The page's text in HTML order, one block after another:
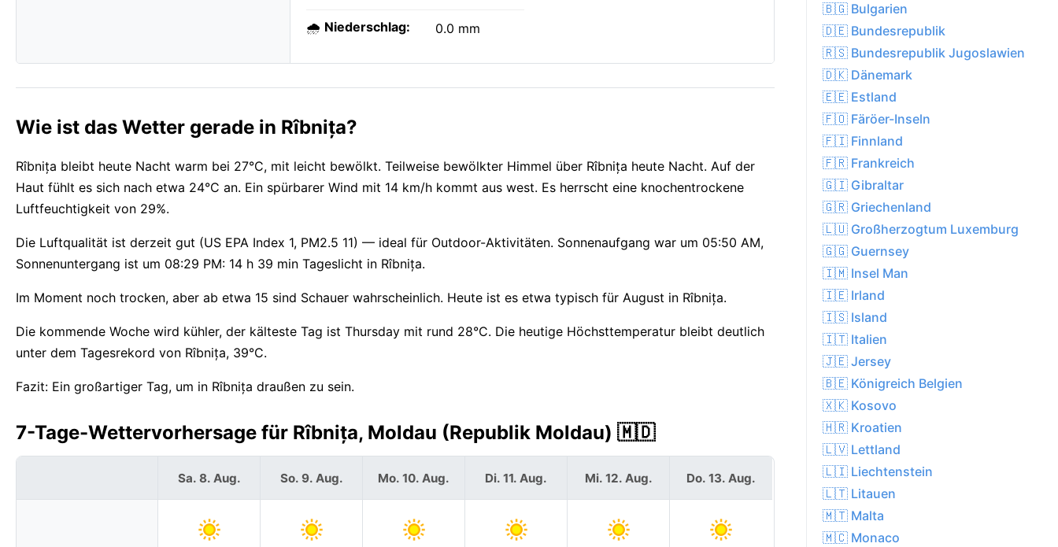
🌧️ Niederschlag: 0.0 mm
Wie ist das Wetter gerade in Rîbnița?
Rîbnița bleibt heute Nacht warm bei 27°C, mit leicht bewölkt. Teilweise bewölkter Himmel über Rîbnița heute Nacht. Auf der
Haut fühlt es sich nach etwa 24°C an. Ein spürbarer Wind mit 14 km/h kommt aus west. Es herrscht eine knochentrockene
Luftfeuchtigkeit von 29%.
Die Luftqualität ist derzeit gut (US EPA Index 1, PM2.5 11) — ideal für Outdoor-Aktivitäten. Sonnenaufgang war um 05:50 AM,
Sonnenuntergang ist um 08:29 PM: 14 h 39 min Tageslicht in Rîbnița.
Im Moment noch trocken, aber ab etwa 15 sind Schauer wahrscheinlich. Heute ist es etwa typisch für August in Rîbnița.
Die kommende Woche wird kühler, der kälteste Tag ist Thursday mit rund 28°C. Die heutige Höchsttemperatur bleibt deutlich
unter dem Tagesrekord von Rîbnița, 39°C.
Fazit: Ein großartiger Tag, um in Rîbnița draußen zu sein.
7-Tage-Wettervorhersage für Rîbnița, Moldau (Republik Moldau) 🇲🇩
Sa. 8. Aug. So. 9. Aug. Mo. 10. Aug. Di. 11. Aug. Mi. 12. Aug. Do. 13. Aug.
🇧🇬 Bulgarien
🇩🇪 Bundesrepublik
🇷🇸 Bundesrepublik Jugoslawien
🇩🇰 Dänemark
🇪🇪 Estland
🇫🇴 Färöer-Inseln
🇫🇮 Finnland
🇫🇷 Frankreich
🇬🇮 Gibraltar
🇬🇷 Griechenland
🇱🇺 Großherzogtum Luxemburg
🇬🇬 Guernsey
🇮🇲 Insel Man
🇮🇪 Irland
🇮🇸 Island
🇮🇹 Italien
🇯🇪 Jersey
🇧🇪 Königreich Belgien
🇽🇰 Kosovo
🇭🇷 Kroatien
🇱🇻 Lettland
🇱🇮 Liechtenstein
🇱🇹 Litauen
🇲🇹 Malta
🇲🇨 Monaco